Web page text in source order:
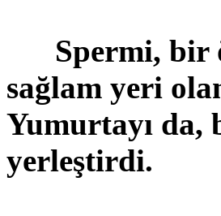
Spermi, bir
sağlam yeri
Yumurtayı da,
yerleştirdi.